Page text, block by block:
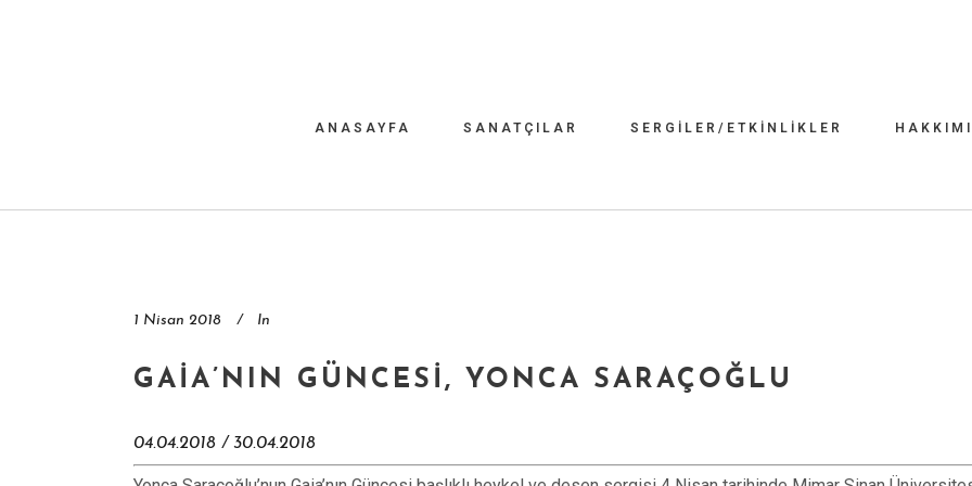
ANASAYFA SANATÇILAR SERGILER/ETKINLIKLER
1 Nisan 2018 In
GAIA’NIN GÜNCESI, YONCA SARAÇOĞLU
04.04.2018 / 30.04.2018